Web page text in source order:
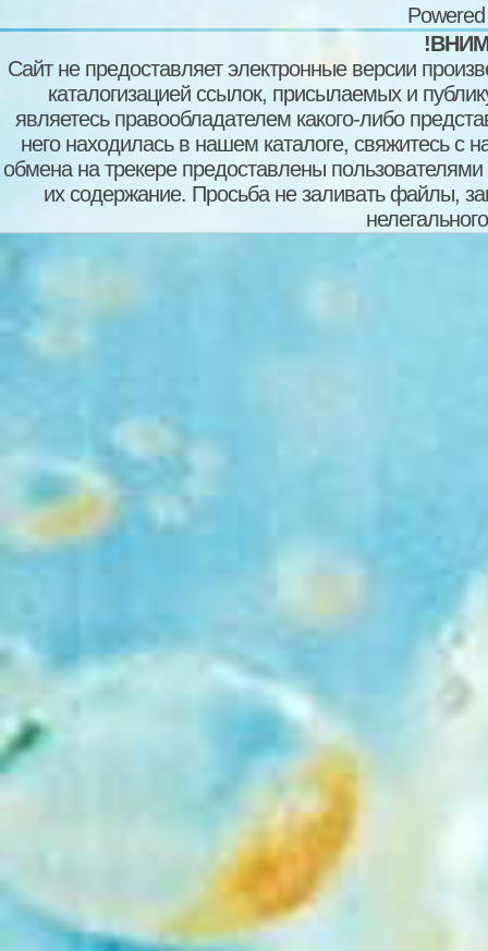
Сайт не предоставляет электронные версии
каталогизацией ссылок, присылаемых и
являетесь правообладателем какого-либо
него находилась в нашем каталоге, свяжитесь
обмена на трекере предоставлены пользователями
их содержание. Просьба не заливать файлы,